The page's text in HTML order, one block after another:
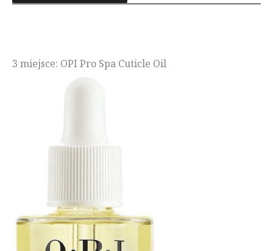
3 miejsce: OPI Pro Spa Cuticle Oil